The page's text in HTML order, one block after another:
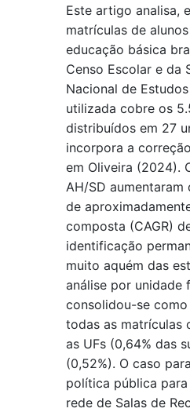
Este artigo analisa,
matrículas de
educação básica
Censo Escolar e da
Nacional de
utilizada cobre os
distribuídos em 27
incorpora a
em Oliveira (2024).
AH/SD
de
composta (CAGR)
identificação
muito aquém das
análise por unidade
consolidou-se
todas as matrículas
as UFs (0,64% das
(0,52%). O caso
política pública
rede de Salas de